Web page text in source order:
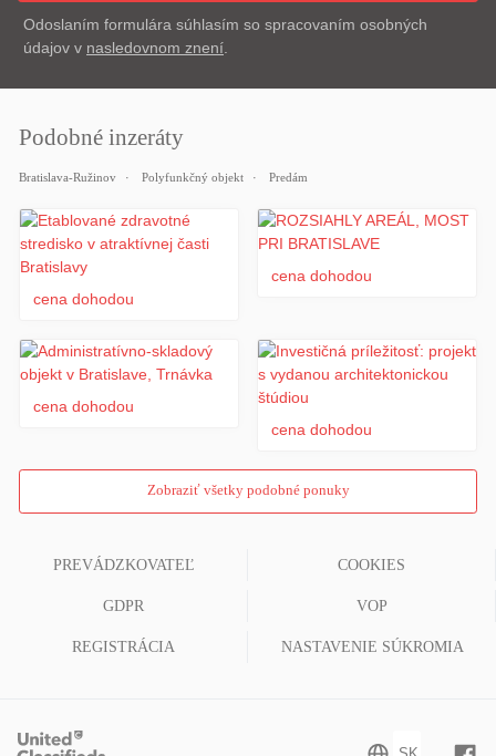
Odoslaním formulára súhlasím so spracovaním osobných
údajov v nasledovnom znení
Podobné inzeráty
Bratislava-Ružinov Polyfunkčný objekt Predám
cena dohodou
cena dohodou
cena dohodou
cena dohodou
Zobraziť všetky podobné ponuky
PREVÁDZKOVATEĽ COOKIES
GDPR VOP
REGISTRÁCIA NASTAVENIE SÚKROMIA